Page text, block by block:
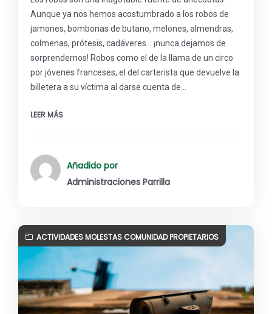
Aunque ya nos hemos acostumbrado a los robos de
jamones, bombonas de butano, melones, almendras,
colmenas, prótesis, cadáveres… ¡nunca dejamos de
sorprendernos! Robos como el de la llama de un circo
por jóvenes franceses, el del carterista que devuelve la
billetera a su víctima al darse cuenta de…
LEER MÁS
Añadido por
Administraciones Parrilla
ACTIVIDADES MOLESTAS COMUNIDAD PROPIETARIOS